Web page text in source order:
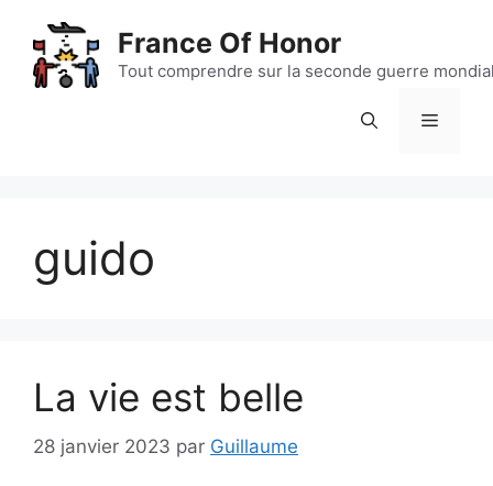
contenu
France Of Honor
Tout comprendre sur la seconde guerre
Menu
guido
La vie est belle
28 janvier 2023 par Guillaume